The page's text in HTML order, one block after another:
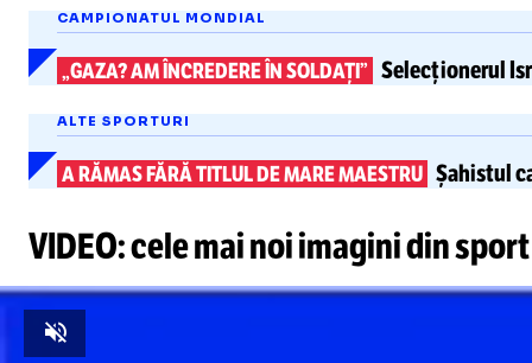
CAMPIONATUL MONDIAL
„GAZA? AM ÎNCREDERE ÎN SOLDAȚI” Selecționerul
ALTE SPORTURI
A RĂMAS FĂRĂ TITLUL DE MARE MAESTRU Șahistul
VIDEO: cele mai noi imagini din sport
Unmute